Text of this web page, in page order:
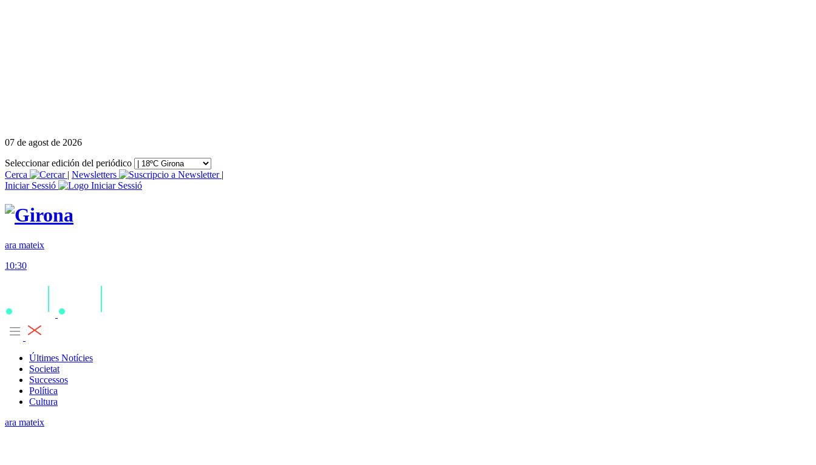
07 de agost de 2026
Seleccionar edición del periódico
Cerca
| Newsletters
|
Iniciar Sessió
ara mateix
10:30
Últimes Notícies
Societat
Successos
Política
Cultura
ara mateix